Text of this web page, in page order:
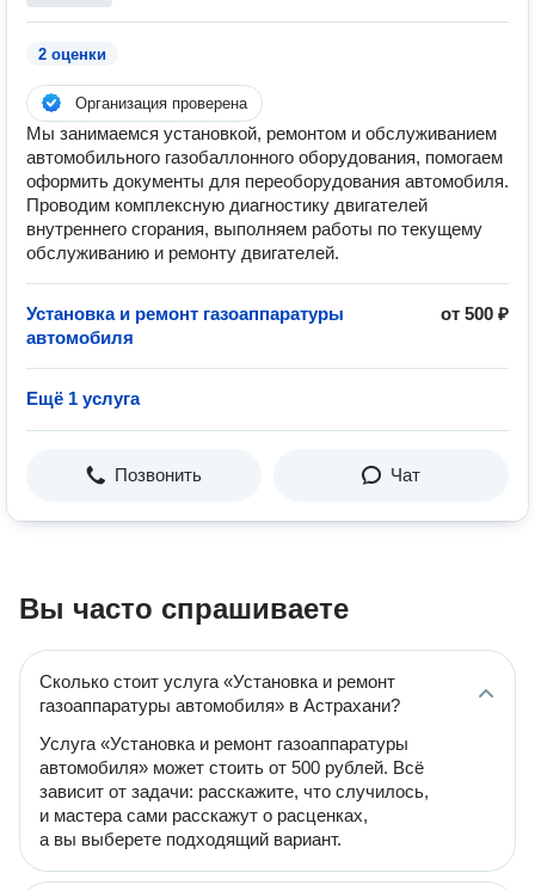
2 оценки
Организация проверена
Мы занимаемся установкой, ремонтом и обслуживанием
автомобильного газобаллонного оборудования, помогаем
оформить документы для переоборудования автомобиля.
Проводим комплексную диагностику двигателей
внутреннего сгорания, выполняем работы по текущему
обслуживанию и ремонту двигателей.
Установка и ремонт газоаппаратуры
автомобиля
от 500 ₽
Ещё 1 услуга
Позвонить Чат
Вы часто спрашиваете
Сколько стоит услуга «Установка и ремонт
газоаппаратуры автомобиля» в Астрахани?
Услуга «Установка и ремонт газоаппаратуры
автомобиля» может стоить от 500 рублей. Всё
зависит от задачи: расскажите, что случилось,
и мастера сами расскажут о расценках,
а вы выберете подходящий вариант.